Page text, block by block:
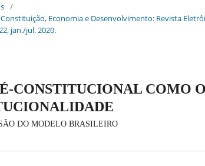
/
Constituição, Economia e Desenvolvimento: Revista
jan./jul. 2020.
CONSTITUCIONAL COMO
DO MODELO BRASILEIRO